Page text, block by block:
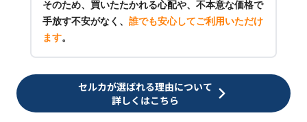
そのため、買いたたかれる心配や、不本意な価格で
手放す不安がなく、 誰でも安心してご利用いただけ
ます。
セルカが選ばれる理由について
詳しくはこちら